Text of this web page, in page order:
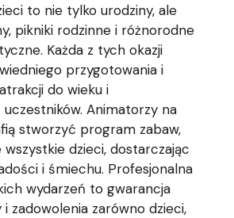
to nie tylko urodziny, ale
pikniki rodzinne i różnorodne
Każda z tych okazji
przygotowania i
do wieku i
Animatorzy na
stworzyć program zabaw,
dzieci, dostarczając
i śmiechu. Profesjonalna
wydarzeń to gwarancja
i zadowolenia zarówno dzieci,